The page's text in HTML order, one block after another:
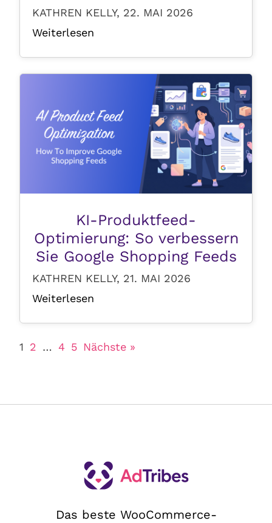
KATHREN KELLY, 22. MAI 2026
Weiterlesen
KI-Produktfeed-
Optimierung: So verbessern
Sie Google Shopping Feeds
KATHREN KELLY, 21. MAI 2026
Weiterlesen
1 2 … 4 5 Nächste »
Das beste WooCommerce-